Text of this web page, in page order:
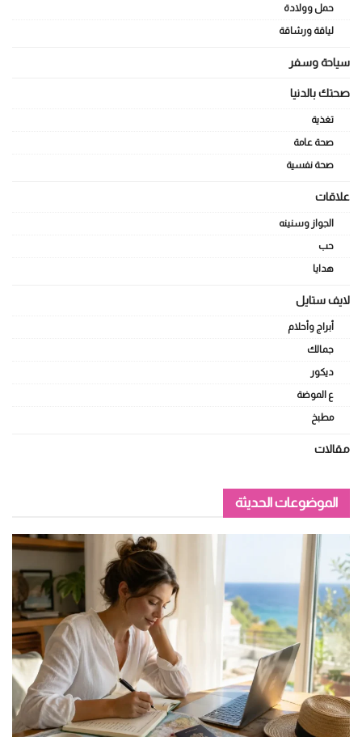
حمل وولادة
لياقة ورشاقة
سياحة وسفر
صحتك بالدنيا
تغذية
صحة عامة
صحة نفسية
علاقات
الجواز وسنينه
حب
هدايا
لايف ستايل
أبراج وأحلام
جمالك
ديكور
ع الموضة
مطبخ
مقالات
الموضوعات الحديثة